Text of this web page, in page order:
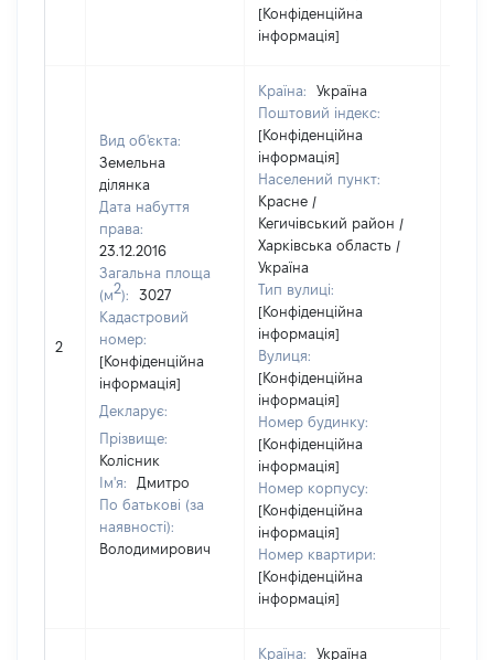
[Конфіденційна
інформація]
2
Вид об'єкта:
Земельна
ділянка
Дата набуття
права:
23.12.2016
Загальна площа
(м2):
3027
Кадастровий
номер:
[Конфіденційна
інформація]
Декларує:
Прізвище:
Колісник
Ім'я:
Дмитро
По батькові (за
наявності):
Володимирович
Країна:
Україна
Поштовий індекс:
[Конфіденційна
інформація]
Населений пункт:
Красне /
Кегичівський район /
Харківська область /
Україна
Тип вулиці:
[Конфіденційна
інформація]
Вулиця:
[Конфіденційна
інформація]
Номер будинку:
[Конфіденційна
інформація]
Номер корпусу:
[Конфіденційна
інформація]
Номер квартири:
[Конфіденційна
інформація]
Країна:
Україна